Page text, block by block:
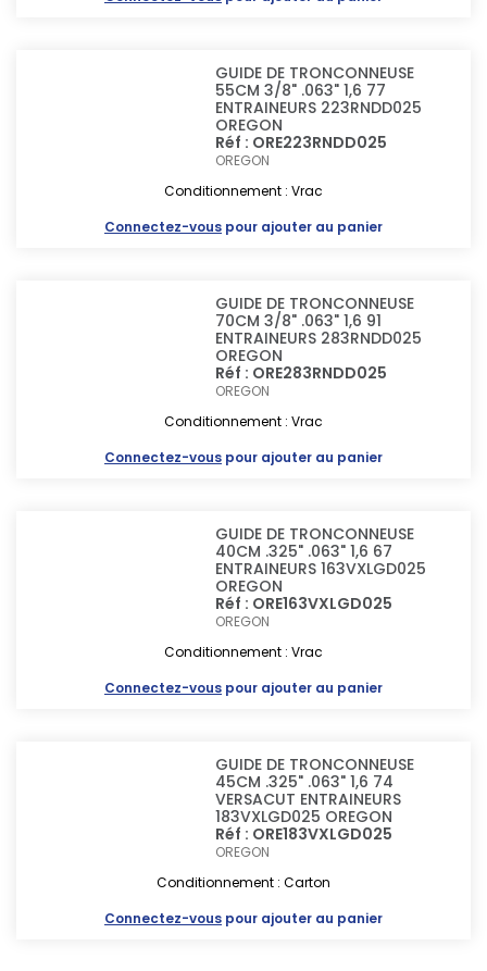
GUIDE DE TRONCONNEUSE
55CM 3/8" .063" 1,6 77
ENTRAINEURS 223RNDD025
OREGON
Réf : ORE223RNDD025
OREGON
Conditionnement : Vrac
Connectez-vous pour ajouter au panier
GUIDE DE TRONCONNEUSE
70CM 3/8" .063" 1,6 91
ENTRAINEURS 283RNDD025
OREGON
Réf : ORE283RNDD025
OREGON
Conditionnement : Vrac
Connectez-vous pour ajouter au panier
GUIDE DE TRONCONNEUSE
40CM .325" .063" 1,6 67
ENTRAINEURS 163VXLGD025
OREGON
Réf : ORE163VXLGD025
OREGON
Conditionnement : Vrac
Connectez-vous pour ajouter au panier
GUIDE DE TRONCONNEUSE
45CM .325" .063" 1,6 74
VERSACUT ENTRAINEURS
183VXLGD025 OREGON
Réf : ORE183VXLGD025
OREGON
Conditionnement : Carton
Connectez-vous pour ajouter au panier